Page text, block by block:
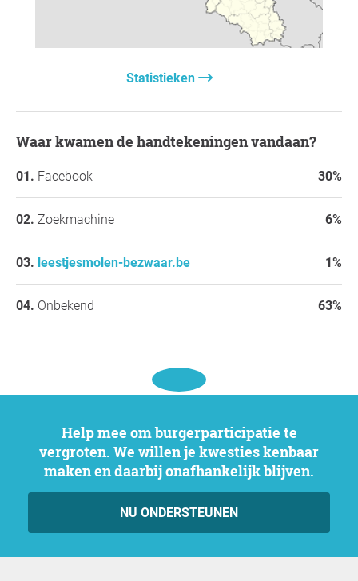
Statistieken
Waar kwamen de handtekeningen vandaan?
Facebook 30%
Zoekmachine 6%
leestjesmolen-bezwaar.be 1%
Onbekend 63%
Help mee om burgerparticipatie te
vergroten. We willen je kwesties kenbaar
maken en daarbij onafhankelijk blijven.
NU ONDERSTEUNEN